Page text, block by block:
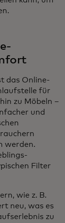
das Online-
für
zu Möbeln –
und
werden.
Filter
wie z. B.
neu, was es
zu